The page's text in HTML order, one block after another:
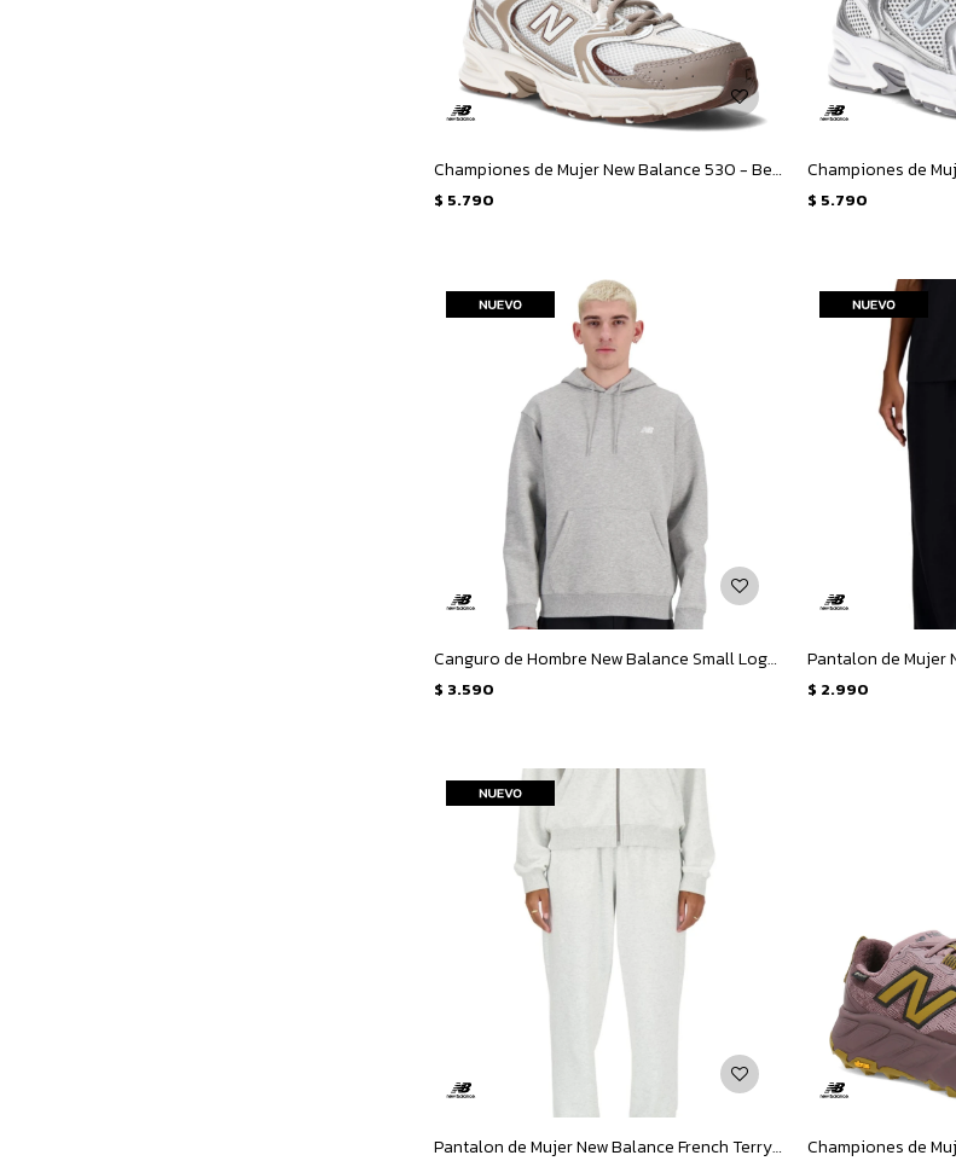
Championes de Mujer New Balance 530 - Beige - Marron
$ 5.790 $ 5.790
Canguro de Hombre New Balance Small Logo French Terry Hoodie - Gris
$ 3.590 $ 2.990
Pantalon de Mujer New Balance French Terry Jogger - Gris